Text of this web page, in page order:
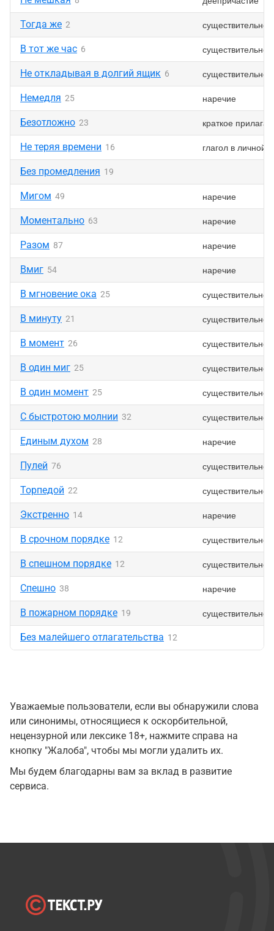
Тогда же 2 существительное
В тот же час 6 существительное
Не откладывая в долгий ящик 6 существительное
Немедля 25 наречие
Безотложно 23 краткое
Не теряя времени 16 глагол в личной
Без промедления 19
Мигом 49 наречие
Моментально 63 наречие
Разом 87 наречие
Вмиг 54 наречие
В мгновение ока 25 существительное
В минуту 21 существительное
В момент 26 существительное
В один миг 25 существительное
В один момент 25 существительное
С быстротою молнии 32 существительное
Единым духом 28 наречие
Пулей 76 существительное
Торпедой 22 существительное
Экстренно 14 наречие
В срочном порядке 12 существительное
В спешном порядке 12 существительное
Спешно 38 наречие
В пожарном порядке 19 существительное
Без малейшего отлагательства 12
Уважаемые пользователи, если вы обнаружили слова
или синонимы, относящиеся к оскорбительной,
нецензурной или лексике 18+, нажмите справа на
кнопку "Жалоба", чтобы мы могли удалить их.
Мы будем благодарны вам за вклад в развитие
сервиса.